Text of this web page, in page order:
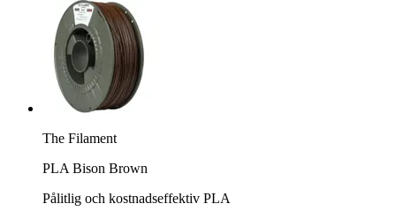
The Filament
PLA Bison Brown
Pålitlig och kostnadseffektiv PLA